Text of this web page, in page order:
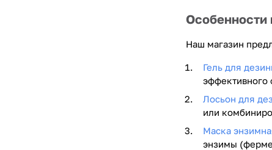
Особенности
Наш магазин
Гель для
Лосьон для
или
Маска
энзимы